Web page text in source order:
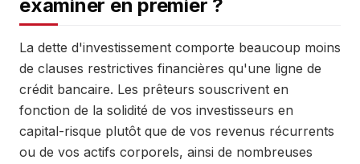
examiner en premier ?
La dette d'investissement comporte beaucoup moins
de clauses restrictives financières qu'une ligne de
crédit bancaire. Les prêteurs souscrivent en
fonction de la solidité de vos investisseurs en
capital-risque plutôt que de vos revenus récurrents
ou de vos actifs corporels, ainsi de nombreuses